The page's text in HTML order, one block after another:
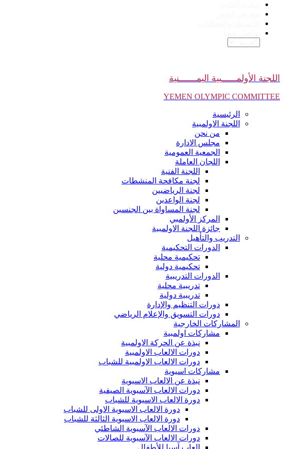
اللجنة الأولمــــــبية اليمـــــــنية
YEMEN OLYMPIC COMMITTEE
الرئيسية
اللجنة الاولمبية
من نحن
مجلس الادارة
الجمعية العمومية
اللجان العاملة
اللجنة الفنية
لجنة مكافحة المنشطات
لجنة الرياضيين
لجنة الواعدين
لجنة المساواة بين الجنسين
المركز الأولمبي
جائزة اللجنة الاولمبية
التدريب والتأهيل
الدورات التحكيمية
تحكيمية محلية
تحكيمية دولية
الدورات التدريبية
تدريبية محلية
تدريبية دولية
دورات التنظيم والإدارة
دورات التسويق والإعلام الرياضي
المشاركات الخارجية
مشاركات اولمبية
نبذة عن الحركة الاولمبية
دورات الالعاب الاولمبية
دورات الالعاب الاولمبية للشباب
مشاركات اسيوية
نبذة عن الالعاب الاسيوية
دورات الالعاب الآسيوية الصيفية
دورة الالعاب الاسيوية للشباب
دورة الالعاب الاسيوية الاولى للشباب
دورة الالعاب الاسيوية الثالثة للشباب
دورات الالعاب الآسيوية الشاطئي
دورات الالعاب الآسيوية للصالات